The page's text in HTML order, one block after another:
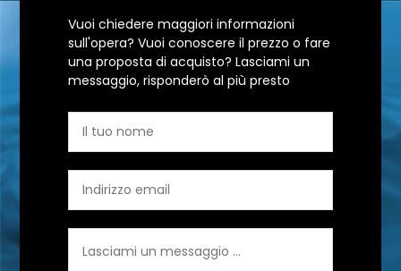
Vuoi chiedere maggiori informazioni
sull'opera? Vuoi conoscere il prezzo o fare
una proposta di acquisto? Lasciami un
messaggio, risponderò al più presto